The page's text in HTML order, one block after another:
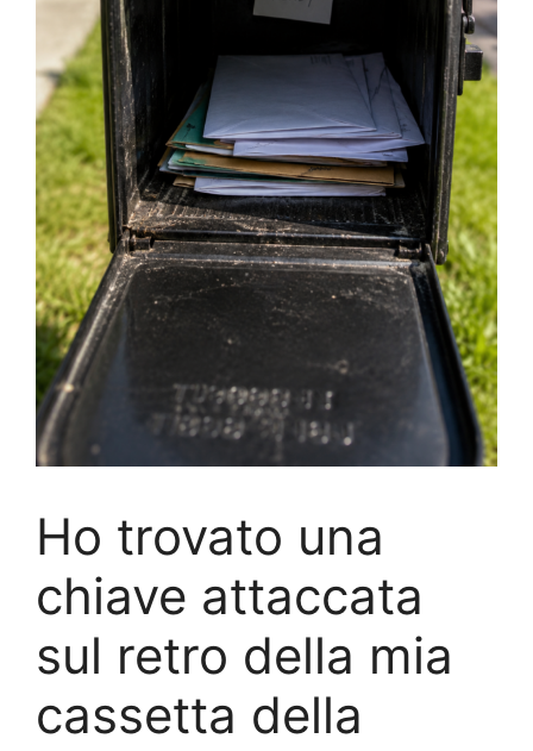
Ho trovato una
chiave attaccata
sul retro della mia
cassetta della